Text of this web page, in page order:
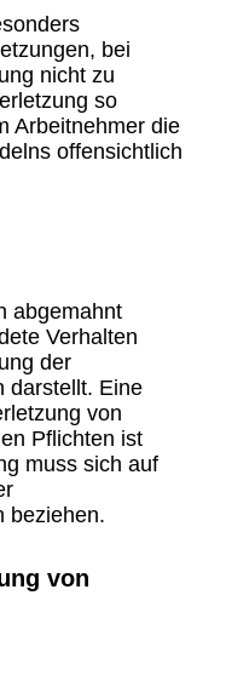
bei
nicht zu
so
Arbeitnehmer die
offensichtlich
abgemahnt
Verhalten
der
darstellt. Eine
von
Pflichten ist
muss sich auf
beziehen.
von